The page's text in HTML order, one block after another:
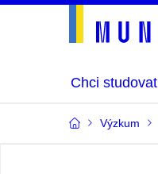
Chci studovat
Výzkum